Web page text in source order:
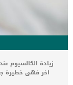
زيادة الكالسيوم
اخر فهى خطيرة